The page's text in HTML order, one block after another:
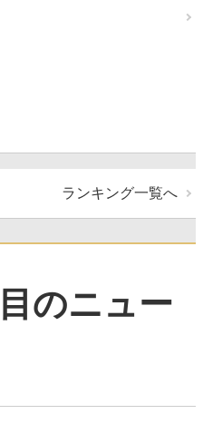
ランキング一覧へ
のニュー